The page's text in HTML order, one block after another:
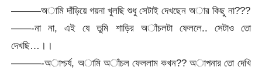
———অামি দাঁড়িয়ে গয়না খুলছি শুধু সেটাই দেখছেন অার কিছু না???
——-না না, এই যে তুমি শাড়ির অাঁচলটা ফেললে.. সেটাও তো
দেখছি…।।
———-অাশ্চর্য, অামি অাঁচল ফেললাম কখন?? অাপনার তো দেখি